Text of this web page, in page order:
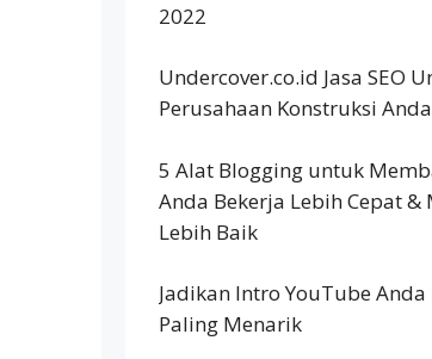
2022
Undercover.co.id Jasa SEO
Perusahaan Konstruksi Anda
5 Alat Blogging untuk
Anda Bekerja Lebih Cepat &
Lebih Baik
Jadikan Intro YouTube
Paling Menarik